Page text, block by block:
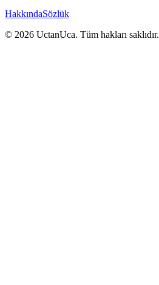
HakkındaSözlük
© 2026 UctanUca. Tüm hakları saklıdır.